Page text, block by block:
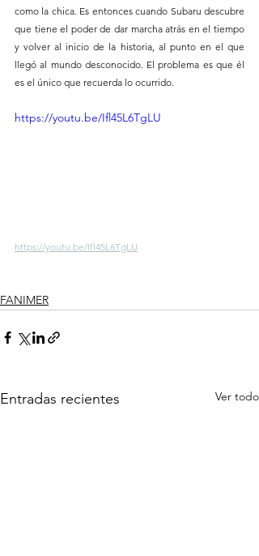
como la chica. Es entonces cuando Subaru descubre
que tiene el poder de dar marcha atrás en el tiempo
y volver al inicio de la historia, al punto en el que
llegó al mundo desconocido. El problema es que él
es el único que recuerda lo ocurrido.
https://youtu.be/Ifl45L6TgLU
https://youtu.be/Ifl45L6TgLU
FANIMER
Entradas recientes Ver todo